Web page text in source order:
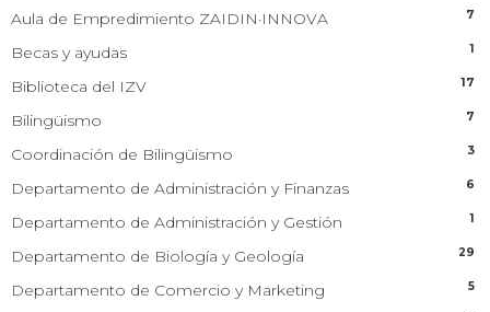
Aula de Empredimiento ZAIDIN·INNOVA 7
Becas y ayudas 1
Biblioteca del IZV 17
Bilingüismo 7
Coordinación de Bilingüismo 3
Departamento de Administración y Finanzas 6
Departamento de Administración y Gestión 1
Departamento de Biología y Geología 29
Departamento de Comercio y Marketing 5